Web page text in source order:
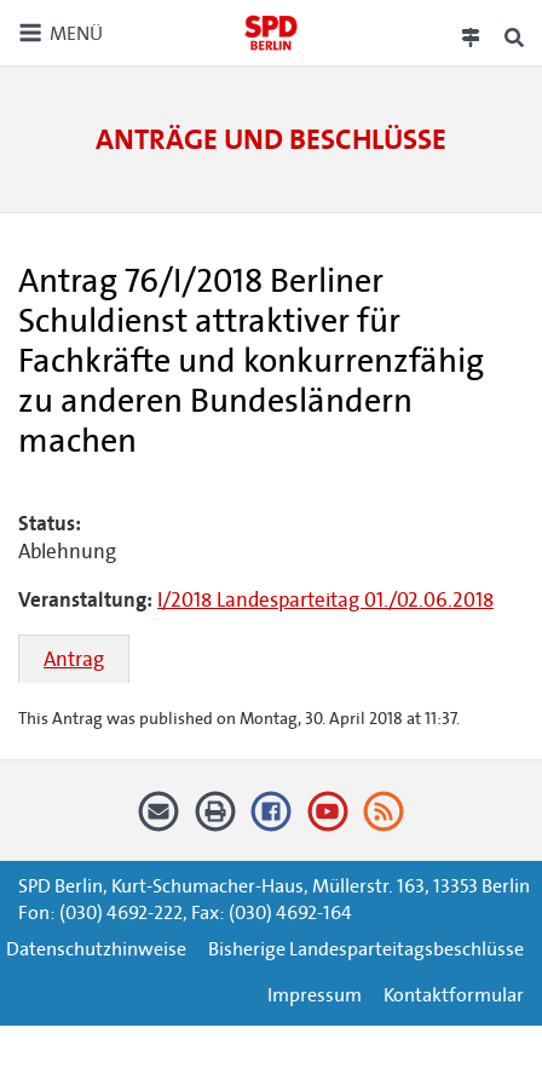
MENÜ
ANTRÄGE UND BESCHLÜSSE
Antrag 76/I/2018 Berliner
Schuldienst attraktiver für
Fachkräfte und konkurrenzfähig
zu anderen Bundesländern
machen
Status:
Ablehnung
Veranstaltung: I/2018 Landesparteitag 01./02.06.2018
Antrag
This Antrag was published on Montag, 30. April 2018 at 11:37.
SPD Berlin, Kurt-Schumacher-Haus, Müllerstr. 163, 13353 Berlin
Fon: (030) 4692-222, Fax: (030) 4692-164
Datenschutzhinweise
Bisherige Landesparteitagsbeschlüsse
Impressum
Kontaktformular